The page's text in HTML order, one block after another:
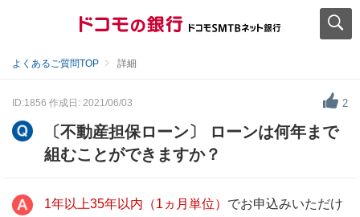
よくあるご質問TOP 詳細
ID:1856 作成日: 2021/06/03 2
〔不動産担保ローン〕 ローンは何年まで
組むことができますか？
1年以上35年以内（1ヵ月単位） でお申込みいただけ